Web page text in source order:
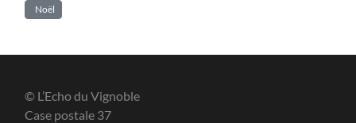
Noël
© L’Echo du Vignoble
Case postale 37